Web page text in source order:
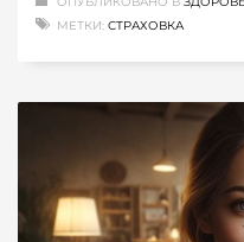
МЕТКИ: СТРАХОВКА